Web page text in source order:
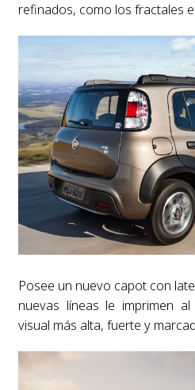
refinados, como los fractales
Posee un nuevo capot con
nuevas líneas le imprimen
visual más alta, fuerte y